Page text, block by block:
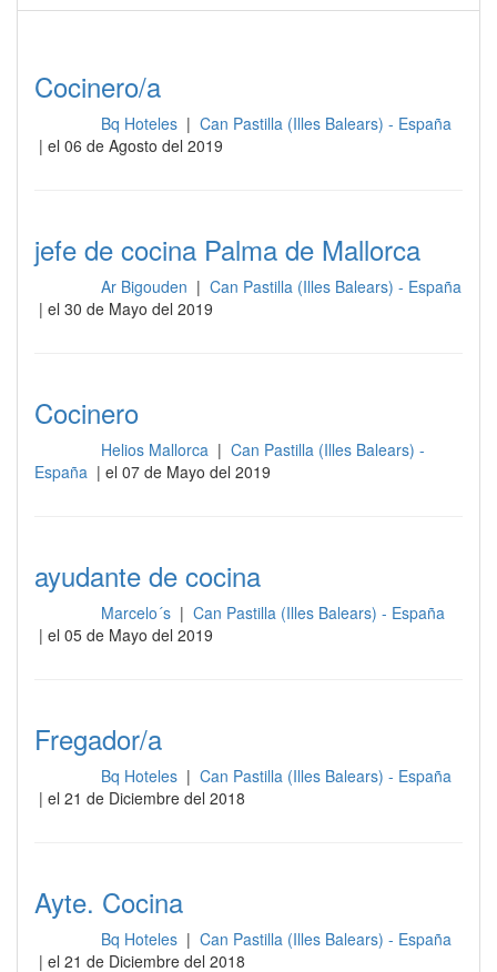
Cocinero/a
Bq Hoteles | Can Pastilla (Illes Balears) - España
| el 06 de Agosto del 2019
jefe de cocina Palma de Mallorca
Ar Bigouden | Can Pastilla (Illes Balears) - España
| el 30 de Mayo del 2019
Cocinero
Helios Mallorca | Can Pastilla (Illes Balears) -
España | el 07 de Mayo del 2019
ayudante de cocina
Marcelo´s | Can Pastilla (Illes Balears) - España
| el 05 de Mayo del 2019
Fregador/a
Bq Hoteles | Can Pastilla (Illes Balears) - España
| el 21 de Diciembre del 2018
Ayte. Cocina
Bq Hoteles | Can Pastilla (Illes Balears) - España
| el 21 de Diciembre del 2018